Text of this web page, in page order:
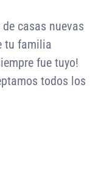
casas nuevas
tu familia
fue tuyo!
todos los